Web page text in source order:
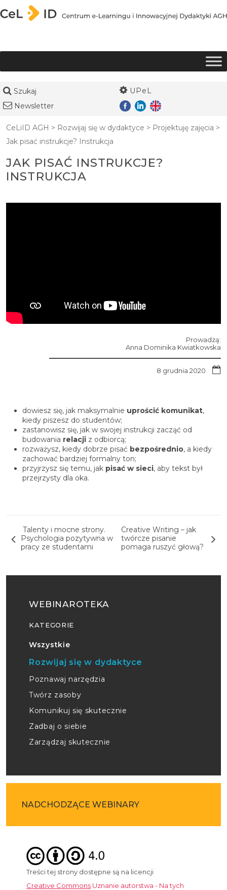
Przejdź do treści
Szukaj
UPeL
Newsletter
CeLiID AGH > Rozwijaj się w dydaktyce > Projektuję zajęcia >
Jak pisać instrukcje? Instrukcja
JAK PISAĆ INSTRUKCJE?
INSTRUKCJA
Prowadzą:
Anna Dominika Kwiatkowska
8 grudnia 2020
dowiesz się, jak maksymalnie uprościć komunikat,
kiedy piszesz do studentów;
zastanowisz się, jak w swojej instrukcji zacząć od
budowania relacji z odbiorcą;
rozważysz, kiedy dobrze pisać bezpośrednio, a kiedy
zachować bardziej formalny ton;
przyjrzysz się temu, jak pisać w sieci, aby tekst był
przejrzysty dla oka.
WEBINAROTEKA
KATEGORIE
Wszystkie
Rozwijaj się w dydaktyce
Poznawaj narzędzia
Twórz zasoby
Komunikuj się skutecznie
Zadbaj o siebie
Zarządzaj skutecznie
NADCHODZĄCE WEBINARY
Treści tej strony dostępne są na licencji
Creative Commons Uznanie autorstwa - Na tych
Talenty i mocne strony.
Psychologia pozytywna w
pracy ze studentami
Creative Writing – jak
twórcze pisanie
pomaga ruszyć głową?